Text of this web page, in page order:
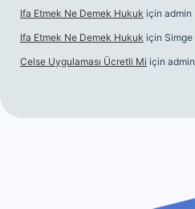
Ifa Etmek Ne Demek Hukuk için admin
Ifa Etmek Ne Demek Hukuk için Simge
Celse Uygulaması Ücretli Mi için admin